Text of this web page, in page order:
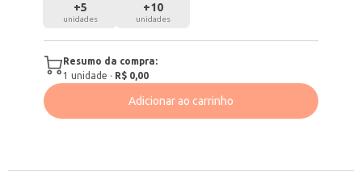
+5
unidades
+10
unidades
Resumo da compra:
1 unidade · R$ 0,00
Adicionar ao carrinho